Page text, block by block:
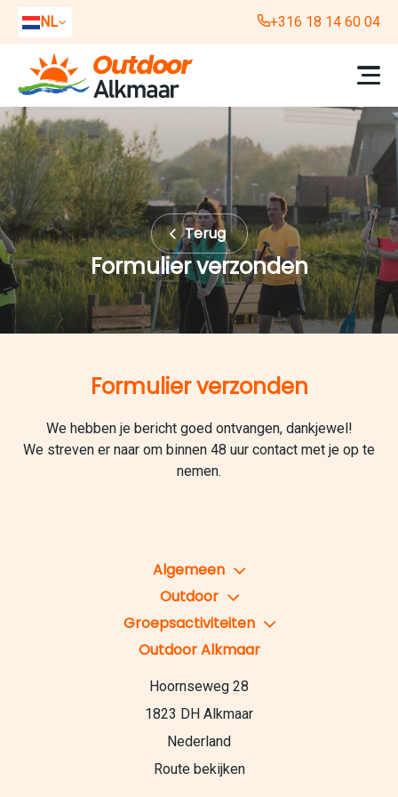
NL
EN
DE
+316 18 14 60 04
Terug
Formulier verzonden
Formulier verzonden
We hebben je bericht goed ontvangen, dankjewel!
We streven er naar om binnen 48 uur contact met je op te
nemen.
Algemeen
Outdoor
Groepsactiviteiten
Outdoor Alkmaar
Hoornseweg 28
1823 DH Alkmaar
Nederland
Route bekijken